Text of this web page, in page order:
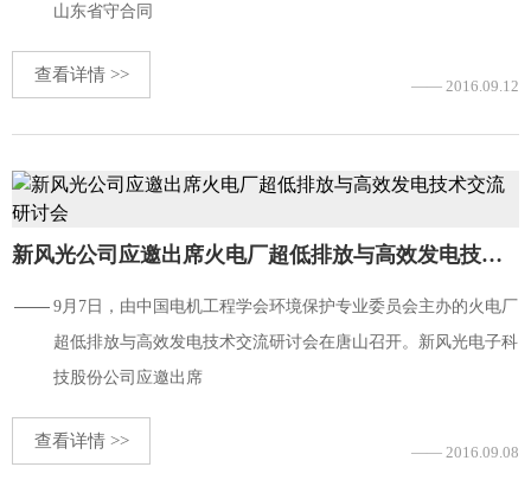
山东省守合同
查看详情 >>
—— 2016.09.12
新风光公司应邀出席火电厂超低排放与高效发电技术交流研讨会
9月7日，由中国电机工程学会环境保护专业委员会主办的火电厂
超低排放与高效发电技术交流研讨会在唐山召开。新风光电子科
技股份公司应邀出席
查看详情 >>
—— 2016.09.08